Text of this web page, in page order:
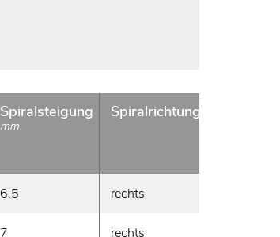
Spiralsteigung
mm
Spiralrichtung
6.5 rechts
7 rechts